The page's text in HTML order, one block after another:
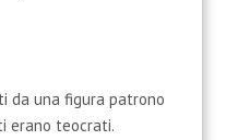
da una figura patrono
erano teocrati.